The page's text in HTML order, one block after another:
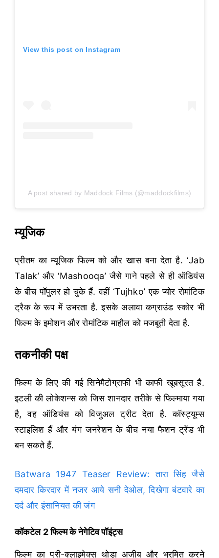
View this post on Instagram
A post shared by Maddock Films (@maddockfilms)
म्यूजिक
प्रीतम का म्यूजिक फिल्म को और खास बना देता है. ‘Jab
Talak’ और ‘Mashooqa’ जैसे गाने पहले से ही ऑडियंस
के बीच पॉपुलर हो चुके हैं. वहीं ‘Tujhko’ एक प्योर रोमांटिक
ट्रैक के रूप में उभरता है. इसके अलावा कग्राउंड स्कोर भी
फिल्म के इमोशन और रोमांटिक माहौल को मजबूती देता है.
तकनीकी पक्ष
फिल्म के लिए की गई सिनेमैटोग्राफी भी काफी खूबसूरत है.
इटली की लोकेशन्स को जिस शानदार तरीके से फिल्माया गया
है, वह ऑडियंस को विजुअल ट्रीट देता है. कॉस्ट्यूम्स
स्टाइलिश हैं और यंग जनरेशन के बीच नया फैशन ट्रेंड भी
बन सकते हैं.
Batwara 1947 Teaser Review: तारा सिंह जैसे
दमदार किरदार में नजर आये सनी देओल, दिखेगा बंटवारे का
दर्द और इंसानियत की जंग
कॉकटेल 2 फिल्म के नेगेटिव पॉइंट्स
फिल्म का प्री-क्लाइमेक्स थोड़ा अजीब और भ्रमित करने